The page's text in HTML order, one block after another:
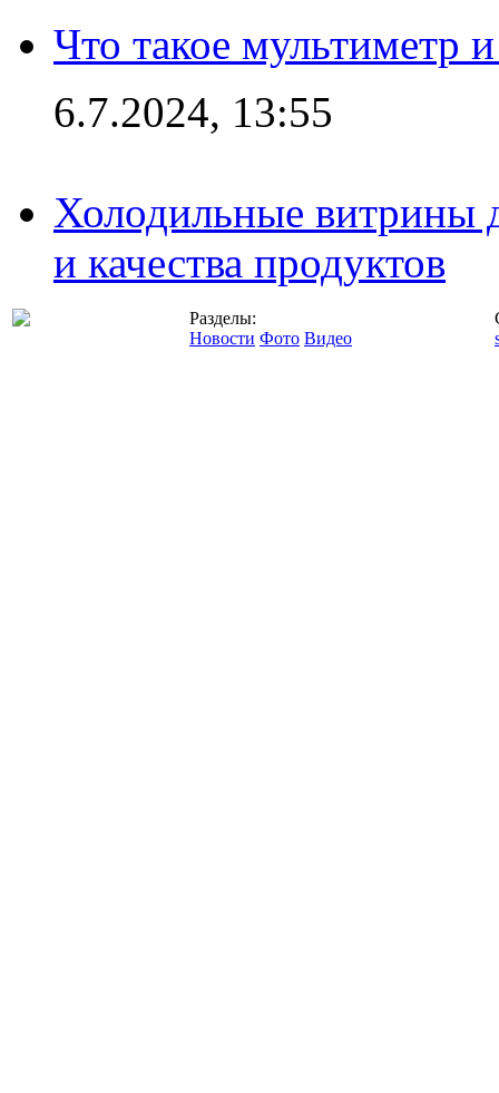
Что такое мультиметр
6.7.2024, 13:55
Холодильные витрины
и качества продуктов
Разделы:
Новости Фото Видео